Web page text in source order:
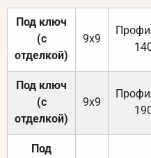
Под ключ
(с
отделкой)
9х9
Под ключ
(с
отделкой)
9х9
Под